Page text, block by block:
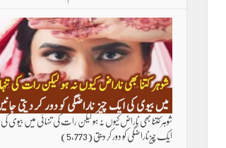
شوہر کتنا بھی ناراض کیوں نہ ہو لیکن رات کی تنہائی میں بیوی کی
ایک چیز ناراضگی کو دور کر دیتی(5,773)